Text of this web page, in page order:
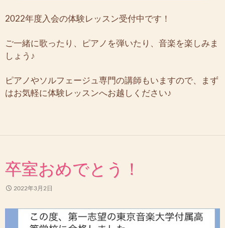
2022年度入会の体験レッスン受付中です！
ご一緒に歌ったり、ピアノを弾いたり、音楽を楽しみま
しょう♪
ピアノやソルフェージュ専門の講師もいますので、まず
はお気軽に体験レッスンへお越しください♪
卒室おめでとう！
2022年3月2日